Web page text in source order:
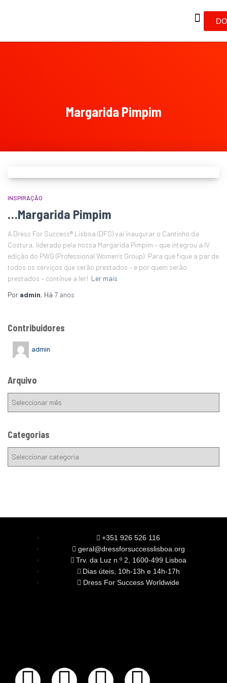
Margarida Pimpim
INSPIRAÇÃO
…Margarida Pimpim
A Dress For Success® Lisboa (DFS) vai inaugurar o Cantinho da
Costura, liderado pela nossa Margarida Pimpim – que integrou a IV
edição do PWG (Professional Women’s Group). Para que fique a par de
todos os serviços que serão prestados – e por quem serão
prestados – continue a ler! Ler mais
Por admin, Há 7 anos
Contribuidores
admin
Arquivo
Categorias
+351 926 526 116
geral@dressforsuccesslisboa.org
Trv. da Luz n.º 2, 1600-499 Lisboa
Dias úteis, 10h-13h e 14h-17h
Dress For Success Worldwide